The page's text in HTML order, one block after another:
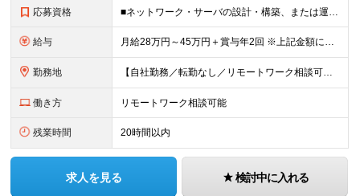
応募資格 ■ネットワーク・サーバの設計・構築、または運用・保守の経験をお持ちの方は優遇します。 ※職種未経験歓迎 ※社会人経験10年以上の方、歓迎 ※学歴不問 ＜下記いずれかに当てはまる方は、ぜひご応募くだ
給与 月給28万円～45万円＋賞与年2回 ※上記金額には20時間分（6万8000円～10万9500円）の固定残業代を含みます。超過分は別途支給します。 ※経験やスキルを考慮の上、決定します。 ※3ヶ月間の試
勤務地 【自社勤務／転勤なし／リモートワーク相談可】 本社／東京都中央区八丁堀3-27-4 八重洲桜川ビル ★お客様先での対応がありますが、基本的には自社勤務です。 ★配属チームによっては、弊社契約先の拠点（
働き方 リモートワーク相談可能
残業時間 20時間以内
求人を見る 検討中に入れる